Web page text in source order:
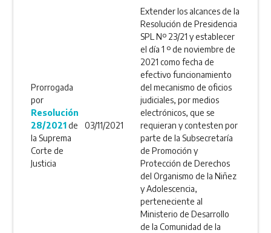
Prorrogada
por
Resolución
28/2021de
la Suprema
Corte de
Justicia
03/11/2021
Extender los alcances de la
Resolución de Presidencia
SPL Nº 23/21 y establecer
el día 1 º de noviembre de
2021 como fecha de
efectivo funcionamiento
del mecanismo de oficios
judiciales, por medios
electrónicos, que se
requieran y contesten por
parte de la Subsecretaría
de Promoción y
Protección de Derechos
del Organismo de la Niñez
y Adolescencia,
perteneciente al
Ministerio de Desarrollo
de la Comunidad de la